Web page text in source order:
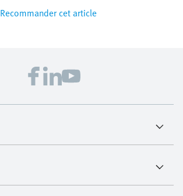
Recommander cet article